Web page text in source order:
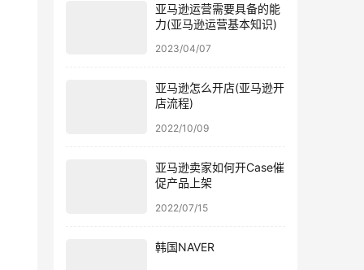
亚马逊运营需要具备的能
力(亚马逊运营基本知识)
2023/04/07
亚马逊怎么开店(亚马逊开
店流程)
2022/10/09
亚马逊卖家如何开Case催
促产品上架
2022/07/15
韩国NAVER